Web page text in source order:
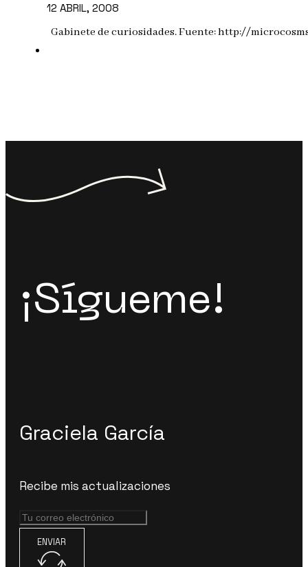
12 ABRIL, 2008
Gabinete de curiosidades. Fuente: http://
¡Sígueme!
Graciela García
Recibe mis actualizaciones
ENVIAR